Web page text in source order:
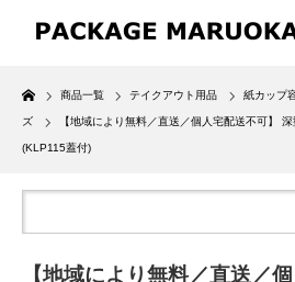
Home
商品一覧 テイクアウト用品 紙カップ
ズ 【地域により無料／直送／個人宅配送不可】
(KLP115蓋付)
【地域により無料／直送／